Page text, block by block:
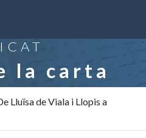
la carta
Lluïsa de Viala i Llopis a